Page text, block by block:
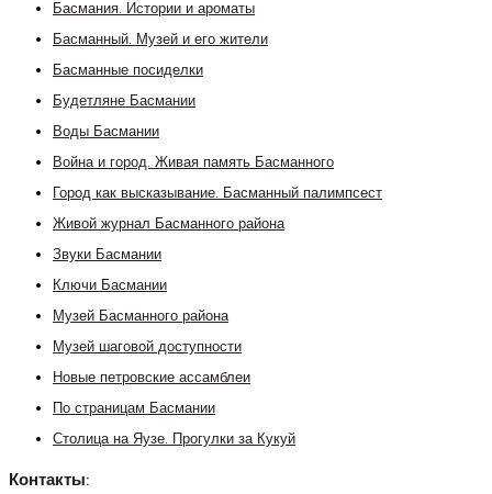
Басмания. Истории и ароматы
Басманный. Музей и его жители
Басманные посиделки
Будетляне Басмании
Воды Басмании
Война и город. Живая память Басманного
Город как высказывание. Басманный палимпсест
Живой журнал Басманного района
Звуки Басмании
Ключи Басмании
Музей Басманного района
Музей шаговой доступности
Новые петровские ассамблеи
По страницам Басмании
Столица на Яузе. Прогулки за Кукуй
Контакты: